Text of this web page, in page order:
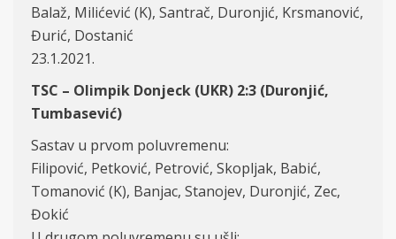
Balaž, Milićević (K), Santrač, Duronjić, Krsmanović,
Đurić, Dostanić
23.1.2021.
TSC – Olimpik Donjeck (UKR) 2:3 (Duronjić,
Tumbasević)
Sastav u prvom poluvremenu:
Filipović, Petković, Petrović, Skopljak, Babić,
Tomanović (K), Banjac, Stanojev, Duronjić, Zec,
Đokić